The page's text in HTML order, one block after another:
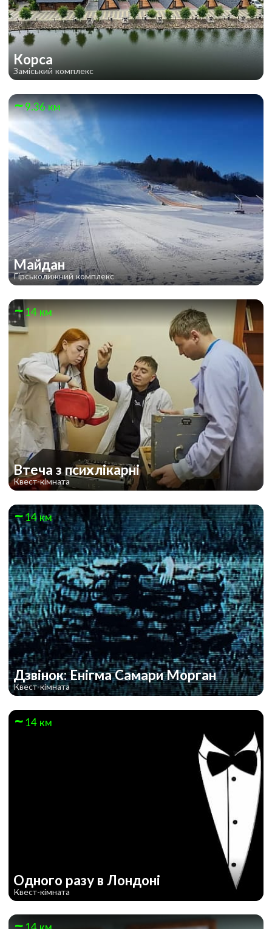
Корса
Заміський комплекс
9.36 км
Майдан
Гірськолижний комплекс
14 км
Втеча з психлікарні
Квест-кімната
14 км
Дзвінок: Енігма Самари Морган
Квест-кімната
14 км
Одного разу в Лондоні
Квест-кімната